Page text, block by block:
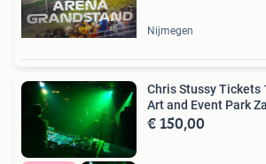
Nijmegen
Chris Stussy Tickets
Art and Event Park Za
€ 150,00